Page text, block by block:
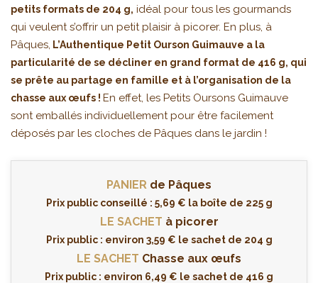
petits formats de 204 g, idéal pour tous les gourmands
qui veulent s’offrir un petit plaisir à picorer. En plus, à
Pâques, L’Authentique Petit Ourson Guimauve a la
particularité de se décliner en grand format de 416 g, qui
se prête au partage en famille et à l’organisation de la
chasse aux œufs ! En effet, les Petits Oursons Guimauve
sont emballés individuellement pour être facilement
déposés par les cloches de Pâques dans le jardin !
PANIER de Pâques
Prix public conseillé : 5,69 € la boîte de 225 g
LE SACHET à picorer
Prix public : environ 3,59 € le sachet de 204 g
LE SACHET Chasse aux œufs
Prix public : environ 6,49 € le sachet de 416 g